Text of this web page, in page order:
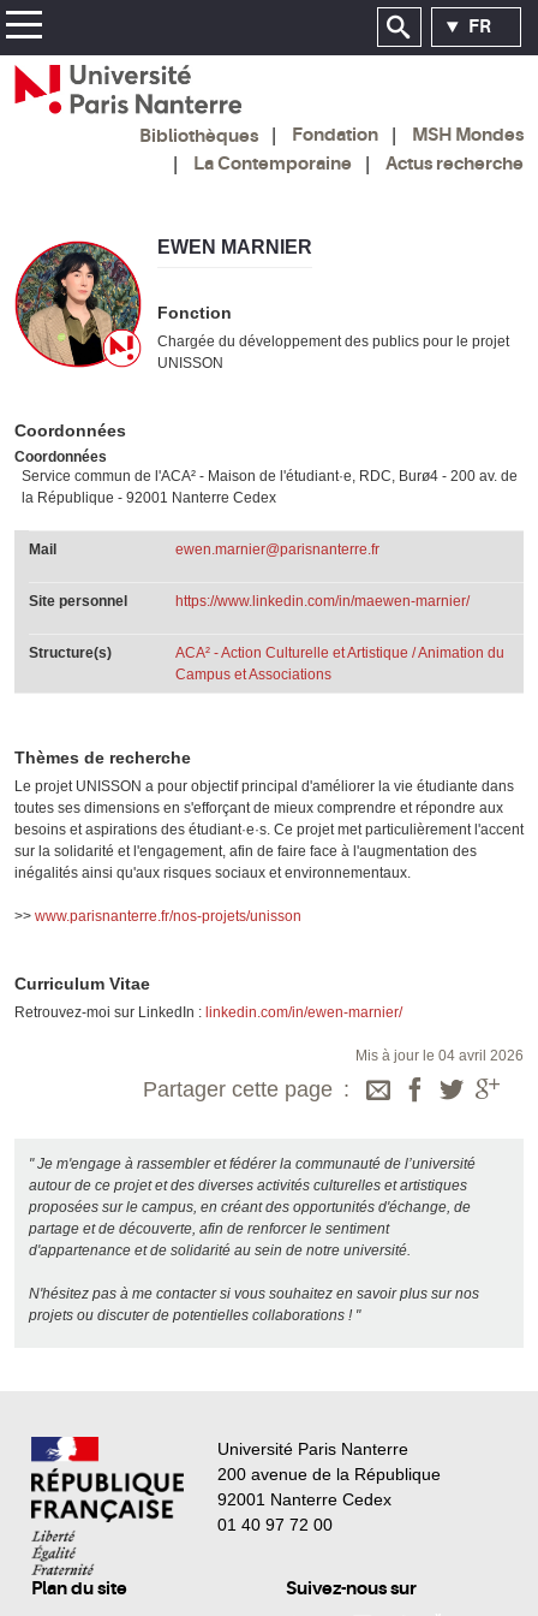
FR
Bibliothèques Fondation
MSH Mondes
La Contemporaine
Actus recherche
EWEN MARNIER
Fonction
Chargée du développement des publics pour le projet
UNISSON
Coordonnées
Coordonnées
Service commun de l'ACA² - Maison de l'étudiant·e, RDC, Burø4 - 200 av. de
la République - 92001 Nanterre Cedex
Mail ewen.marnier@parisnanterre.fr
Site personnel https://www.linkedin.com/in/maewen-marnier/
Structure(s)
ACA² - Action Culturelle et Artistique / Animation du
Campus et Associations
Thèmes de recherche
Le projet UNISSON a pour objectif principal d'améliorer la vie étudiante dans
toutes ses dimensions en s'efforçant de mieux comprendre et répondre aux
besoins et aspirations des étudiant·e·s. Ce projet met particulièrement l'accent
sur la solidarité et l'engagement, afin de faire face à l'augmentation des
inégalités ainsi qu'aux risques sociaux et environnementaux.
>> www.parisnanterre.fr/nos-projets/unisson
Curriculum Vitae
Retrouvez-moi sur LinkedIn : linkedin.com/in/ewen-marnier/
Mis à jour le 04 avril 2026
Partager cette page
" Je m'engage à rassembler et fédérer la communauté de l’université
autour de ce projet et des diverses activités culturelles et artistiques
proposées sur le campus, en créant des opportunités d'échange, de
partage et de découverte, afin de renforcer le sentiment
d'appartenance et de solidarité au sein de notre université.
N'hésitez pas à me contacter si vous souhaitez en savoir plus sur nos
projets ou discuter de potentielles collaborations ! "
Université Paris Nanterre
200 avenue de la République
92001 Nanterre Cedex
01 40 97 72 00
Plan du site Suivez-nous sur